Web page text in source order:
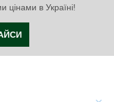
цінами в Україні!